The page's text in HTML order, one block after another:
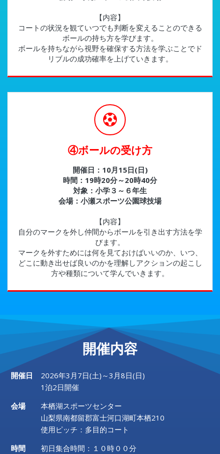
【内容】
コートの状況を観ていつでも判断を変えることのできる
ボールの持ち方を学びます。
ボールを持ちながら視野を確保する方法を学ぶことでド
リブルの成功確率を上げていきます。
④ボールの受け方
開催日：10月15日(日)
時間：19時20分～20時40分
対象：小学３～６年生
会場：小瀬スポーツ公園球技場
【内容】
自分のマークを外し仲間からボールを引き出す方法を学
びます。
マークを外すためには何を見ておけばいいのか、いつ、
どこに動き出せば良いのかを理解しアクションの起こし
方や種類について学んでいきます。
開催内容
開催日
2026年3月7日(土)～3月8日(日)
1泊2日開催
会場
本栖湖スポーツセンター
山梨県南都留郡富士河口湖町本栖210
使用ピッチ：多目的コート
時間
初日集合時間：１０時００分